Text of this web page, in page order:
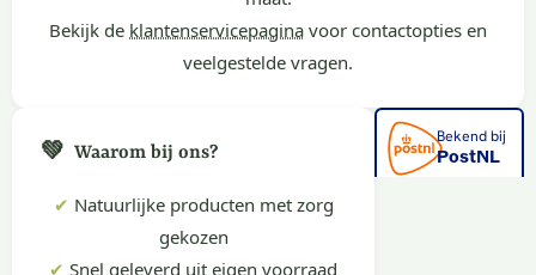
Bekijk de klantenservicepagina voor contactopties en
veelgestelde vragen.
💚 Waarom bij ons?
✔ Natuurlijke producten met zorg
gekozen
✔ Snel geleverd uit eigen voorraad